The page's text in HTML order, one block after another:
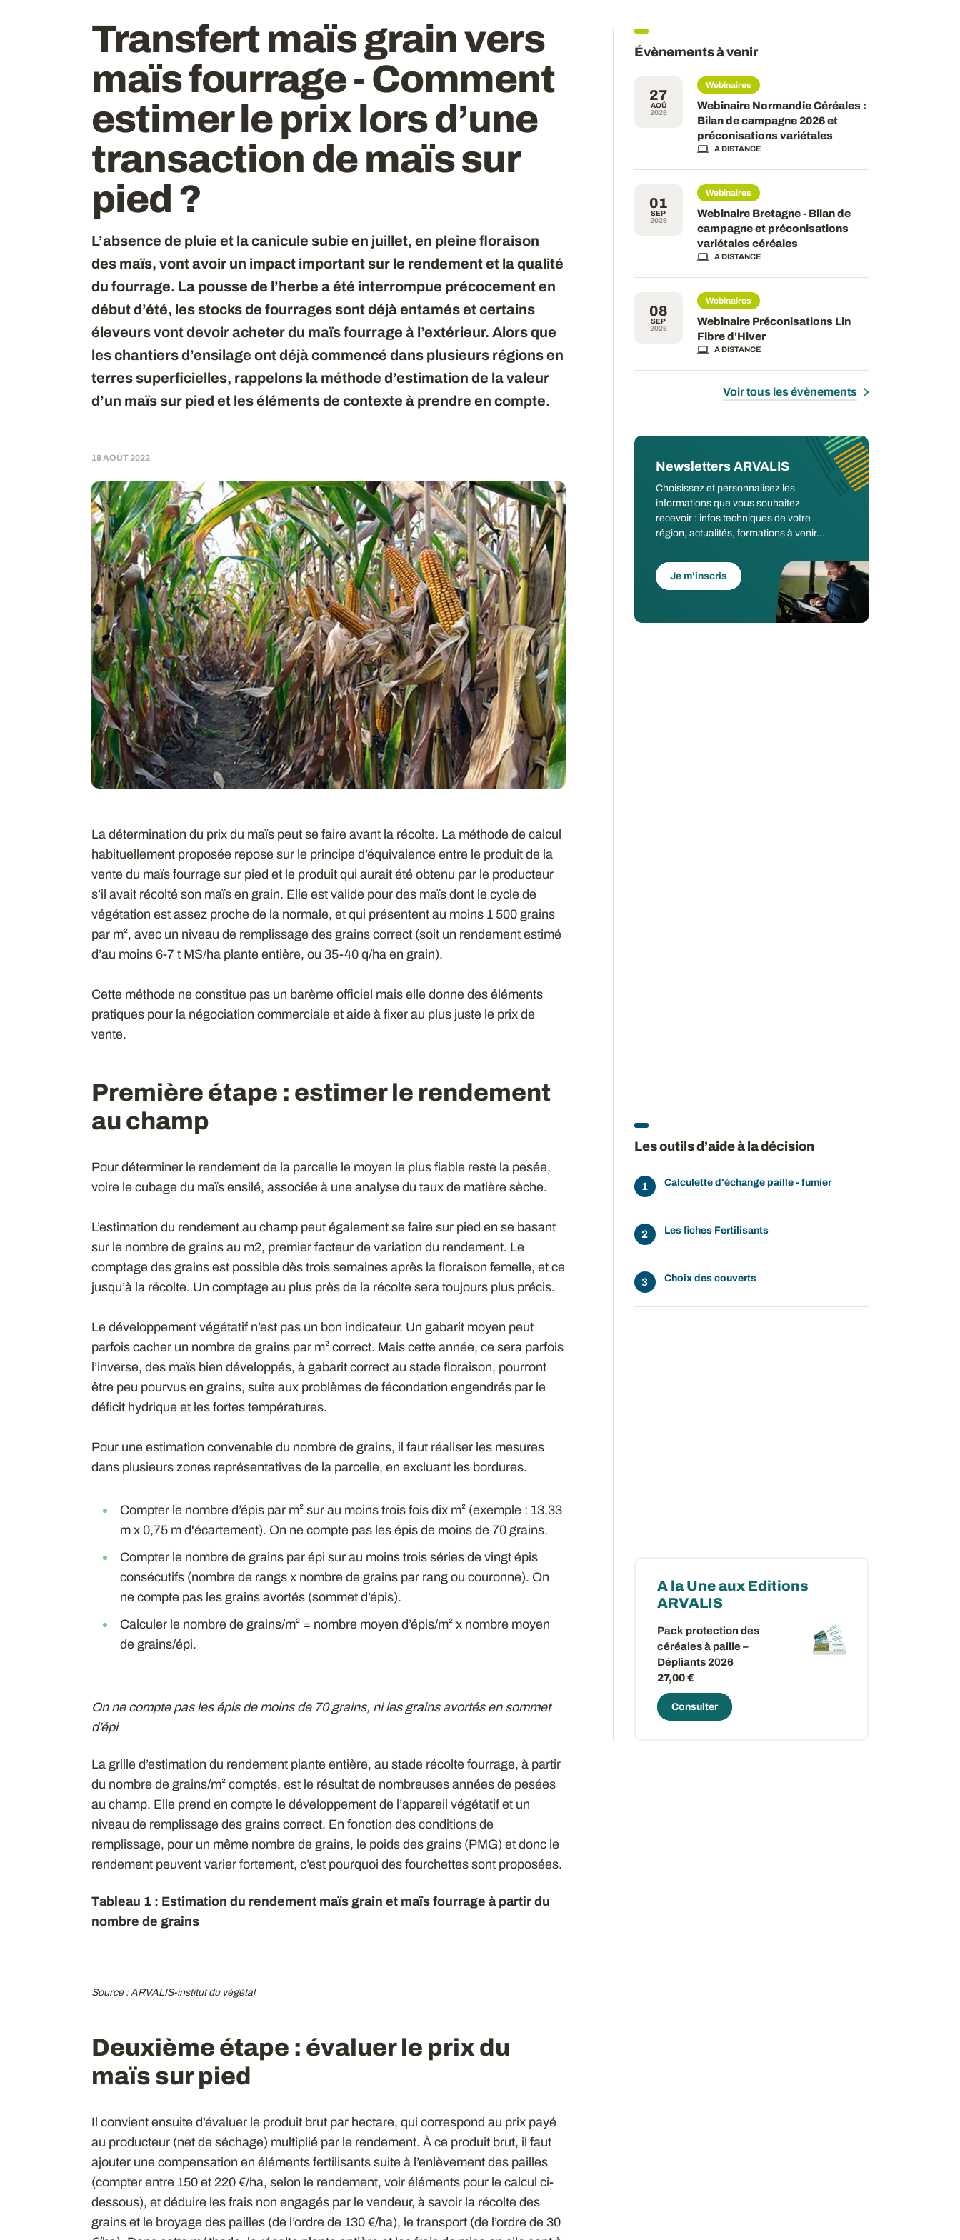
Transfert maïs grain vers
maïs fourrage - Comment
estimer le prix lors d’une
transaction de maïs sur
pied ?
L’absence de pluie et la canicule subie en juillet, en pleine floraison
des maïs, vont avoir un impact important sur le rendement et la qualité
du fourrage. La pousse de l’herbe a été interrompue précocement en
début d’été, les stocks de fourrages sont déjà entamés et certains
éleveurs vont devoir acheter du maïs fourrage à l’extérieur. Alors que
les chantiers d’ensilage ont déjà commencé dans plusieurs régions en
terres superficielles, rappelons la méthode d’estimation de la valeur
d’un maïs sur pied et les éléments de contexte à prendre en compte.
18 AOÛT 2022
La détermination du prix du maïs peut se faire avant la récolte. La méthode de calcul
habituellement proposée repose sur le principe d’équivalence entre le produit de la
vente du maïs fourrage sur pied et le produit qui aurait été obtenu par le producteur
s’il avait récolté son maïs en grain. Elle est valide pour des maïs dont le cycle de
végétation est assez proche de la normale, et qui présentent au moins 1 500 grains
par m², avec un niveau de remplissage des grains correct (soit un rendement estimé
d’au moins 6-7 t MS/ha plante entière, ou 35-40 q/ha en grain).
Cette méthode ne constitue pas un barème officiel mais elle donne des éléments
pratiques pour la négociation commerciale et aide à fixer au plus juste le prix de
vente.
Première étape : estimer le rendement
au champ
Pour déterminer le rendement de la parcelle le moyen le plus fiable reste la pesée,
voire le cubage du maïs ensilé, associée à une analyse du taux de matière sèche.
L’estimation du rendement au champ peut également se faire sur pied en se basant
sur le nombre de grains au m2, premier facteur de variation du rendement. Le
comptage des grains est possible dès trois semaines après la floraison femelle, et ce
jusqu’à la récolte. Un comptage au plus près de la récolte sera toujours plus précis.
Le développement végétatif n’est pas un bon indicateur. Un gabarit moyen peut
parfois cacher un nombre de grains par m² correct. Mais cette année, ce sera parfois
l’inverse, des maïs bien développés, à gabarit correct au stade floraison, pourront
être peu pourvus en grains, suite aux problèmes de fécondation engendrés par le
déficit hydrique et les fortes températures.
Pour une estimation convenable du nombre de grains, il faut réaliser les mesures
dans plusieurs zones représentatives de la parcelle, en excluant les bordures.
Compter le nombre d’épis par m² sur au moins trois fois dix m² (exemple : 13,33
m x 0,75 m d'écartement). On ne compte pas les épis de moins de 70 grains.
Compter le nombre de grains par épi sur au moins trois séries de vingt épis
consécutifs (nombre de rangs x nombre de grains par rang ou couronne). On
ne compte pas les grains avortés (sommet d’épis).
Calculer le nombre de grains/m² = nombre moyen d’épis/m² x nombre moyen
de grains/épi.
On ne compte pas les épis de moins de 70 grains, ni les grains avortés en sommet
d’épi
La grille d’estimation du rendement plante entière, au stade récolte fourrage, à partir
du nombre de grains/m² comptés, est le résultat de nombreuses années de pesées
au champ. Elle prend en compte le développement de l’appareil végétatif et un
niveau de remplissage des grains correct. En fonction des conditions de
remplissage, pour un même nombre de grains, le poids des grains (PMG) et donc le
rendement peuvent varier fortement, c’est pourquoi des fourchettes sont proposées.
Tableau 1 : Estimation du rendement maïs grain et maïs fourrage à partir du
nombre de grains
Source : ARVALIS-institut du végétal
Deuxième étape : évaluer le prix du
maïs sur pied
Il convient ensuite d’évaluer le produit brut par hectare, qui correspond au prix payé
au producteur (net de séchage) multiplié par le rendement. À ce produit brut, il faut
ajouter une compensation en éléments fertilisants suite à l’enlèvement des pailles
(compter entre 150 et 220 €/ha, selon le rendement, voir éléments pour le calcul ci-
dessous), et déduire les frais non engagés par le vendeur, à savoir la récolte des
grains et le broyage des pailles (de l’ordre de 130 €/ha), le transport (de l’ordre de 30
Évènements à venir
27
AOÛ
2026
Webinaires
Webinaire Normandie Céréales :
Bilan de campagne 2026 et
préconisations variétales
A DISTANCE
01
SEP
2026
Webinaires
Webinaire Bretagne - Bilan de
campagne et préconisations
variétales céréales
A DISTANCE
08
SEP
2026
Webinaires
Webinaire Préconisations Lin
Fibre d'Hiver
A DISTANCE
Voir tous les évènements
Newsletters ARVALIS
Choisissez et personnalisez les
informations que vous souhaitez
recevoir : infos techniques de votre
région, actualités, formations à venir...
Je m'inscris
Les outils d’aide à la décision
Calculette d'échange paille - fumier
Les fiches Fertilisants
Choix des couverts
A la Une aux Editions
ARVALIS
Pack protection des
céréales à paille –
Dépliants 2026
27,00 €
Consulter